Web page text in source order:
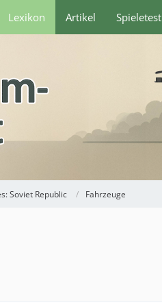
Lexikon Artikel Spieletest
Soviet Republic Fahrzeuge